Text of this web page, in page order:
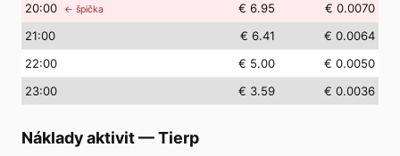
20:00 ← špička € 6.95
€ 0.0070
21:00 € 6.41
€ 0.0064
22:00 € 5.00
€ 0.0050
23:00 € 3.59 € 0.0036
Náklady aktivit—Tierp